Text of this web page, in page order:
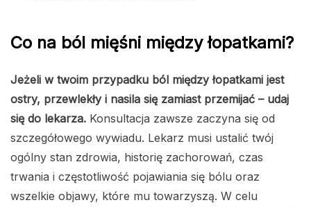
Co na ból mięśni między łopatkami?
Jeżeli w twoim przypadku ból między łopatkami jest
ostry, przewlekły i nasila się zamiast przemijać – udaj
się do lekarza. Konsultacja zawsze zaczyna się od
szczegółowego wywiadu. Lekarz musi ustalić twój
ogólny stan zdrowia, historię zachorowań, czas
trwania i częstotliwość pojawiania się bólu oraz
wszelkie objawy, które mu towarzyszą. W celu